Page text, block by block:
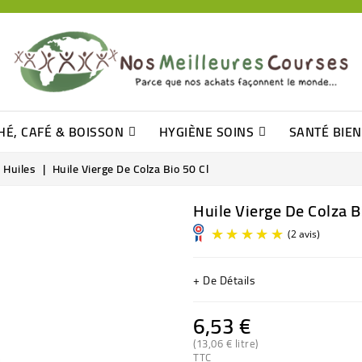
CAFÉ & BOISSON HYGIÈNE SOINS SANTÉ
Huiles
Huile Vierge De Colza Bio 50 Cl
Huile Vierge De Colza
+ De Détails
6,53 €
(13,06 € litre)
TTC